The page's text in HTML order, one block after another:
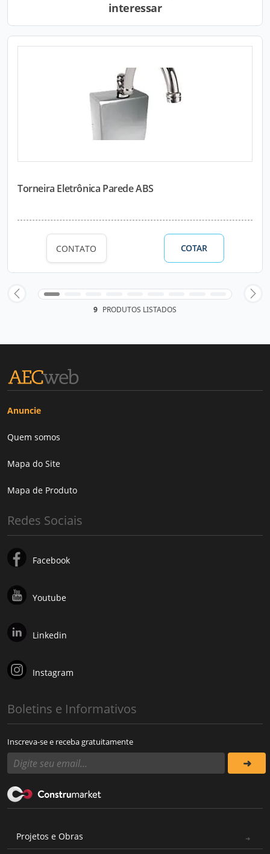
interessar
Torneira Eletrônica Parede ABS
CONTATO COTAR
9 PRODUTOS LISTADOS
Anuncie
Quem somos
Mapa do Site
Mapa de Produto
Redes Sociais
Facebook
Youtube
Linkedin
Instagram
Boletins e Informativos
Inscreva-se e receba gratuitamente
Projetos e Obras